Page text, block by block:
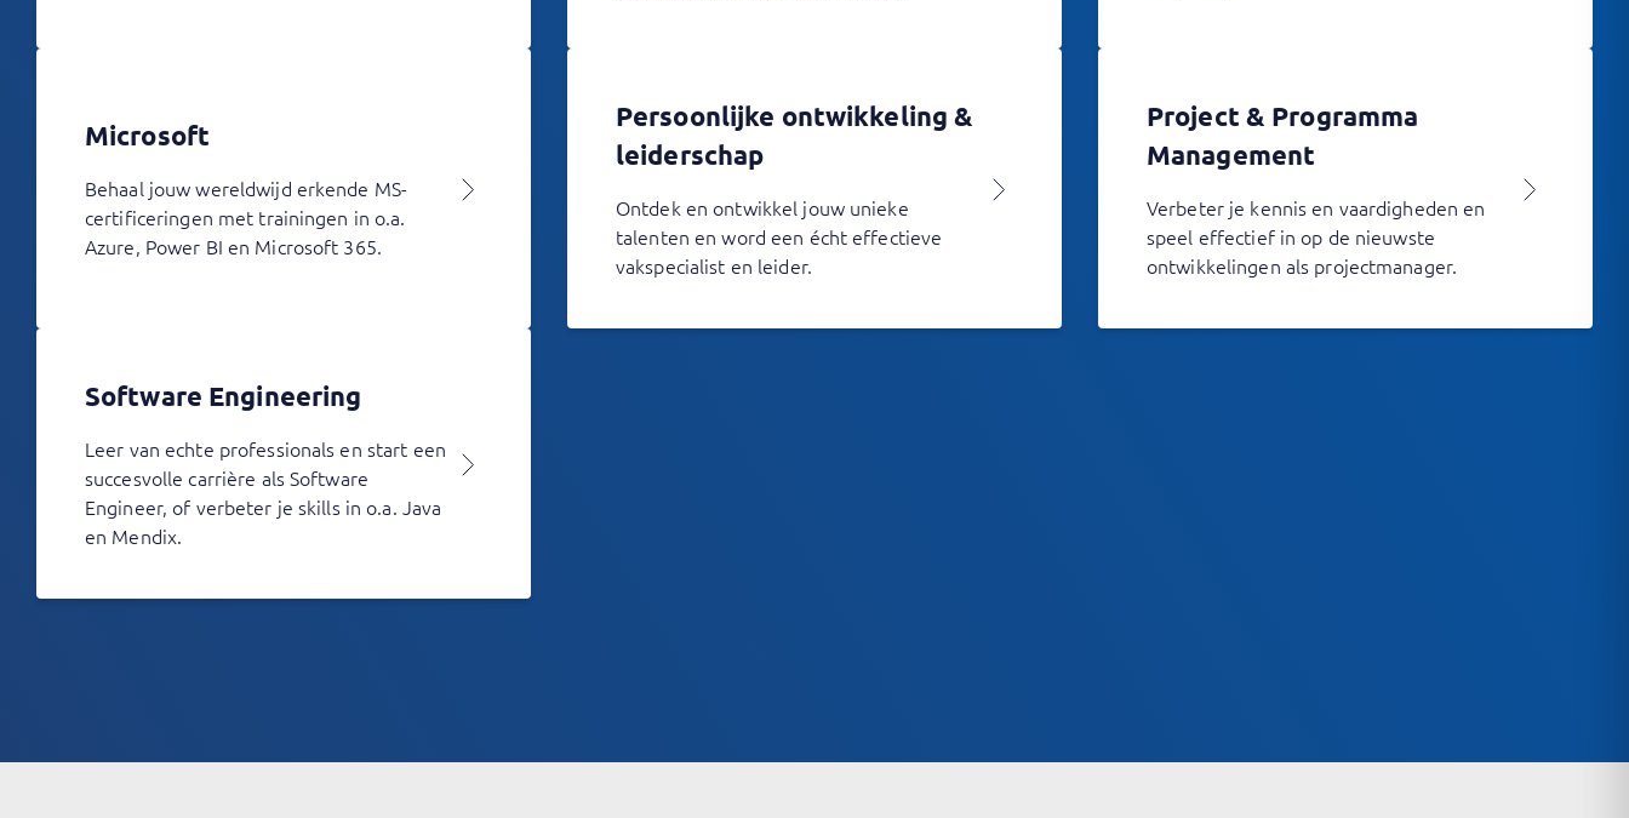
Microsoft
Behaal jouw wereldwijd erkende MS-
certificeringen met trainingen in o.a.
Azure, Power BI en Microsoft 365.
Persoonlijke ontwikkeling &
leiderschap
Ontdek en ontwikkel jouw unieke
talenten en word een écht effectieve
vakspecialist en leider.
Project & Programma
Management
Verbeter je kennis en vaardigheden en
speel effectief in op de nieuwste
ontwikkelingen als projectmanager.
Software Engineering
Leer van echte professionals en start een
succesvolle carrière als Software
Engineer, of verbeter je skills in o.a. Java
en Mendix.